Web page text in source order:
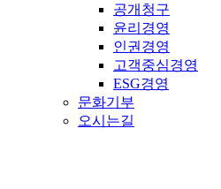
공개청구
윤리경영
인권경영
고객중심경영
ESG경영
문화기부
오시는길